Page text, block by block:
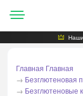
Главная Главная
→ Безглютеновая
→ Безглютеновые